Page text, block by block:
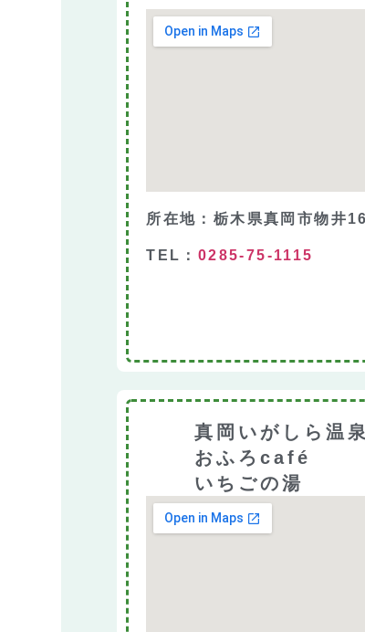
所在地：栃木県真岡市物井
TEL： 0285-75-1115
真岡いがしら温泉
おふろcafé
いちごの湯